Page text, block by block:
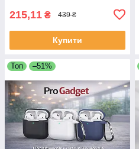
215,11 ₴ 439 ₴
Купити
Топ –51%